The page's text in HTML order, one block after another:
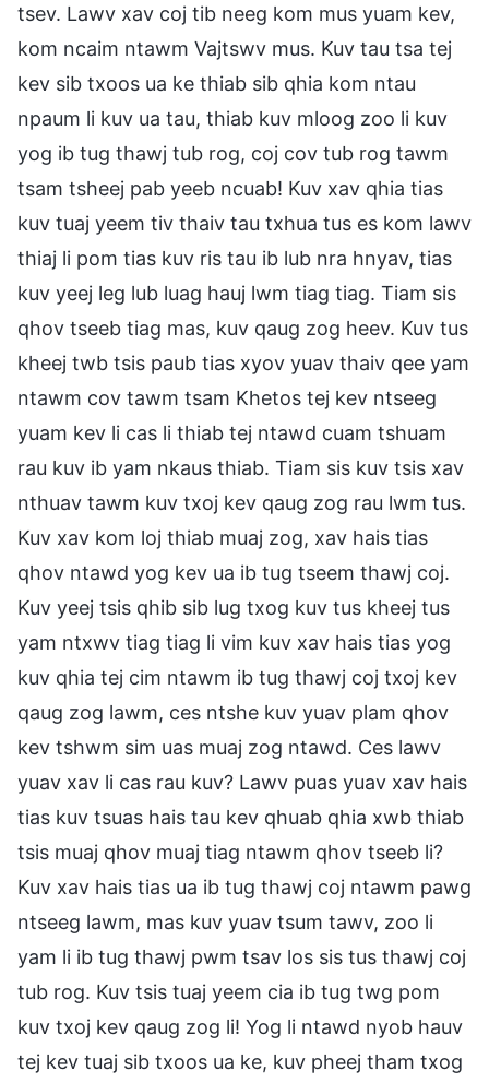
tsev. Lawv xav coj tib neeg kom mus yuam kev,
kom ncaim ntawm Vajtswv mus. Kuv tau tsa tej
kev sib txoos ua ke thiab sib qhia kom ntau
npaum li kuv ua tau, thiab kuv mloog zoo li kuv
yog ib tug thawj tub rog, coj cov tub rog tawm
tsam tsheej pab yeeb ncuab! Kuv xav qhia tias
kuv tuaj yeem tiv thaiv tau txhua tus es kom lawv
thiaj li pom tias kuv ris tau ib lub nra hnyav, tias
kuv yeej leg lub luag hauj lwm tiag tiag. Tiam sis
qhov tseeb tiag mas, kuv qaug zog heev. Kuv tus
kheej twb tsis paub tias xyov yuav thaiv qee yam
ntawm cov tawm tsam Khetos tej kev ntseeg
yuam kev li cas li thiab tej ntawd cuam tshuam
rau kuv ib yam nkaus thiab. Tiam sis kuv tsis xav
nthuav tawm kuv txoj kev qaug zog rau lwm tus.
Kuv xav kom loj thiab muaj zog, xav hais tias
qhov ntawd yog kev ua ib tug tseem thawj coj.
Kuv yeej tsis qhib sib lug txog kuv tus kheej tus
yam ntxwv tiag tiag li vim kuv xav hais tias yog
kuv qhia tej cim ntawm ib tug thawj coj txoj kev
qaug zog lawm, ces ntshe kuv yuav plam qhov
kev tshwm sim uas muaj zog ntawd. Ces lawv
yuav xav li cas rau kuv? Lawv puas yuav xav hais
tias kuv tsuas hais tau kev qhuab qhia xwb thiab
tsis muaj qhov muaj tiag ntawm qhov tseeb li?
Kuv xav hais tias ua ib tug thawj coj ntawm pawg
ntseeg lawm, mas kuv yuav tsum tawv, zoo li
yam li ib tug thawj pwm tsav los sis tus thawj coj
tub rog. Kuv tsis tuaj yeem cia ib tug twg pom
kuv txoj kev qaug zog li! Yog li ntawd nyob hauv
tej kev tuaj sib txoos ua ke, kuv pheej tham txog